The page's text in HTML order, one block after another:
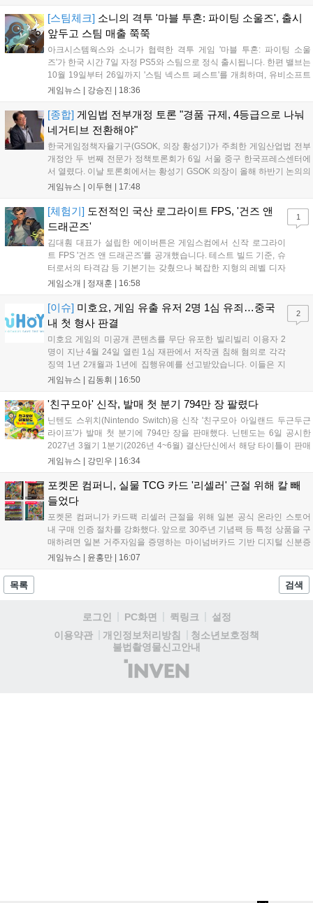
T1은 첫 드래곤을 두드렸...
[스팀체크] 소니의 격투 '마블 투혼: 파이팅 소울즈', 출시
앞두고 스팀 매출 쭉쭉
아크시스템웍스와 소니가 협력한 격투 게임 '마블 투혼: 파이팅 소울
즈'가 한국 시간 7일 자정 PS5와 스팀으로 정식 출시됩니다. 한편 밸브는
10월 19일부터 26일까지 '스팀 넥스트 페스트'를 개최하며, 유비소프트
의 '더 디비전 리서전스'가 스팀에 출시되었고, 농장 시뮬레이션 '돌록 타
각기 다른 장르에서 이용자들의 기대를 모으고 있습니다....
게임뉴스 | 강승진 18:36
[종합] 게임법 전부개정 토론 "경품 규제, 4등급으로 나눠
네거티브 전환해야"
한국게임정책자율기구(GSOK, 의장 황성기)가 주최한 게임산업법 전부
개정안 두 번째 전문가 정책토론회가 6일 서울 중구 한국프레스센터에
서 열렸다. 이날 토론회에서는 황성기 GSOK 의장이 올해 하반기 논의의
주요 쟁점과 성과를 짚은 데 이어, 박종현 한양대 법학전문대학원 교수
호사가 게임 등...
게임뉴스 | 이두현 17:48
[체험기] 도전적인 국산 로그라이트 FPS, '건즈 앤
드래곤즈'
김대훤 대표가 설립한 에이버튼은 게임스컴에서 신작 로그라이
트 FPS '건즈 앤 드래곤즈'를 공개했습니다. 테스트 빌드 기준, 슈
터로서의 타격감 등 기본기는 갖췄으나 복잡한 지형의 레벨 디자
인은 개선이 필요해 보입니다. 또한, 성장 트랙의 과도한 분절과
요구됩니다. 개발사는 향후 캐릭터 추가 등을 통해 게임성을 다듬
어 경쟁력을 확보할 계획입니다....
게임소개 | 정재훈 16:58
1
[이슈] 미호요, 게임 유출 유저 2명 1심 유죄…중국
내 첫 형사 판결
미호요 게임의 미공개 콘텐츠를 무단 유포한 빌리빌리 이용자 2
명이 지난 4월 24일 열린 1심 재판에서 저작권 침해 혐의로 각각
징역 1년 2개월과 1년에 집행유예를 선고받았습니다. 이들은 지
난해 7월부터 원신 등 주요 게임의 영상을 유포해 60만 회 이상의
이후 중국 내 첫 형사사건임을 강조하며 향후 무단 유출에 강경
대응할 방침입니다....
게임뉴스 | 김동휘 16:50
2
'친구모아' 신작, 발매 첫 분기 794만 장 팔렸다
닌텐도 스위치(Nintendo Switch)용 신작 '친구모아 아일랜드 두근두근
라이프'가 발매 첫 분기에 794만 장을 판매했다. 닌텐도는 6일 공시한
2027년 3월기 1분기(2026년 4~6월) 결산단신에서 해당 타이틀이 판매
를 크게 늘렸다고 밝혔다. 4월 16일 발매된 이 작품은 약 2개월 반 만에
게임뉴스 | 강민우 16:34
포켓몬 컴퍼니, 실물 TCG 카드 '리셀러' 근절 위해 칼 빼
들었다
포켓몬 컴퍼니가 카드팩 리셀러 근절을 위해 일본 공식 온라인 스토어
내 구매 인증 절차를 강화했다. 앞으로 30주년 기념팩 등 특정 상품을 구
매하려면 일본 거주자임을 증명하는 마이넘버카드 기반 디지털 신분증
이 필수다. 해당 상품들은 온라인 추첨제로만 판매되며, 이번 조치는 과
러한 정책이 시장 물량 안정화에 어떤 영향을 미칠지 업계의 이목이 쏠
게임뉴스 | 윤홍만 16:07
목록 검색
로그인 PC화면 퀵링크
설정
이용약관
개인정보처리방침
청소년보호정책
불법촬영물신고안내
(주)
인